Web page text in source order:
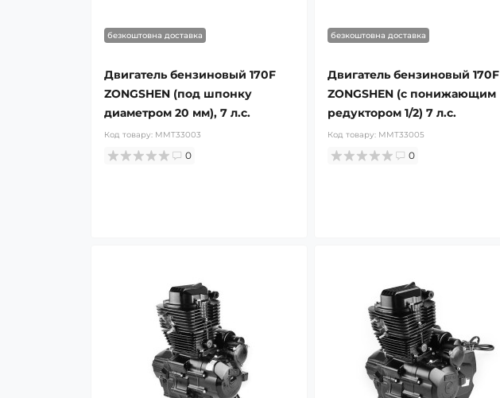
безкоштовна доставка
Двигатель бензиновый 170F
ZONGSHEN (под шпонку
диаметром 20 мм), 7 л.с.
Код товару: MMT33003
0
безкоштовна доставка
Двигатель бензиновый 170F
ZONGSHEN (с понижающим
редуктором 1/2) 7 л.с.
Код товару: MMT33005
0